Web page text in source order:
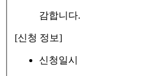
감합니다.
[신청 정보]
신청일시